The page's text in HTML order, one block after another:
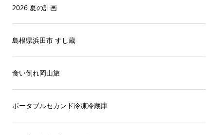
2026 夏の計画
島根県浜田市 すし蔵
食い倒れ岡山旅
ポータブルセカンド冷凍冷蔵庫